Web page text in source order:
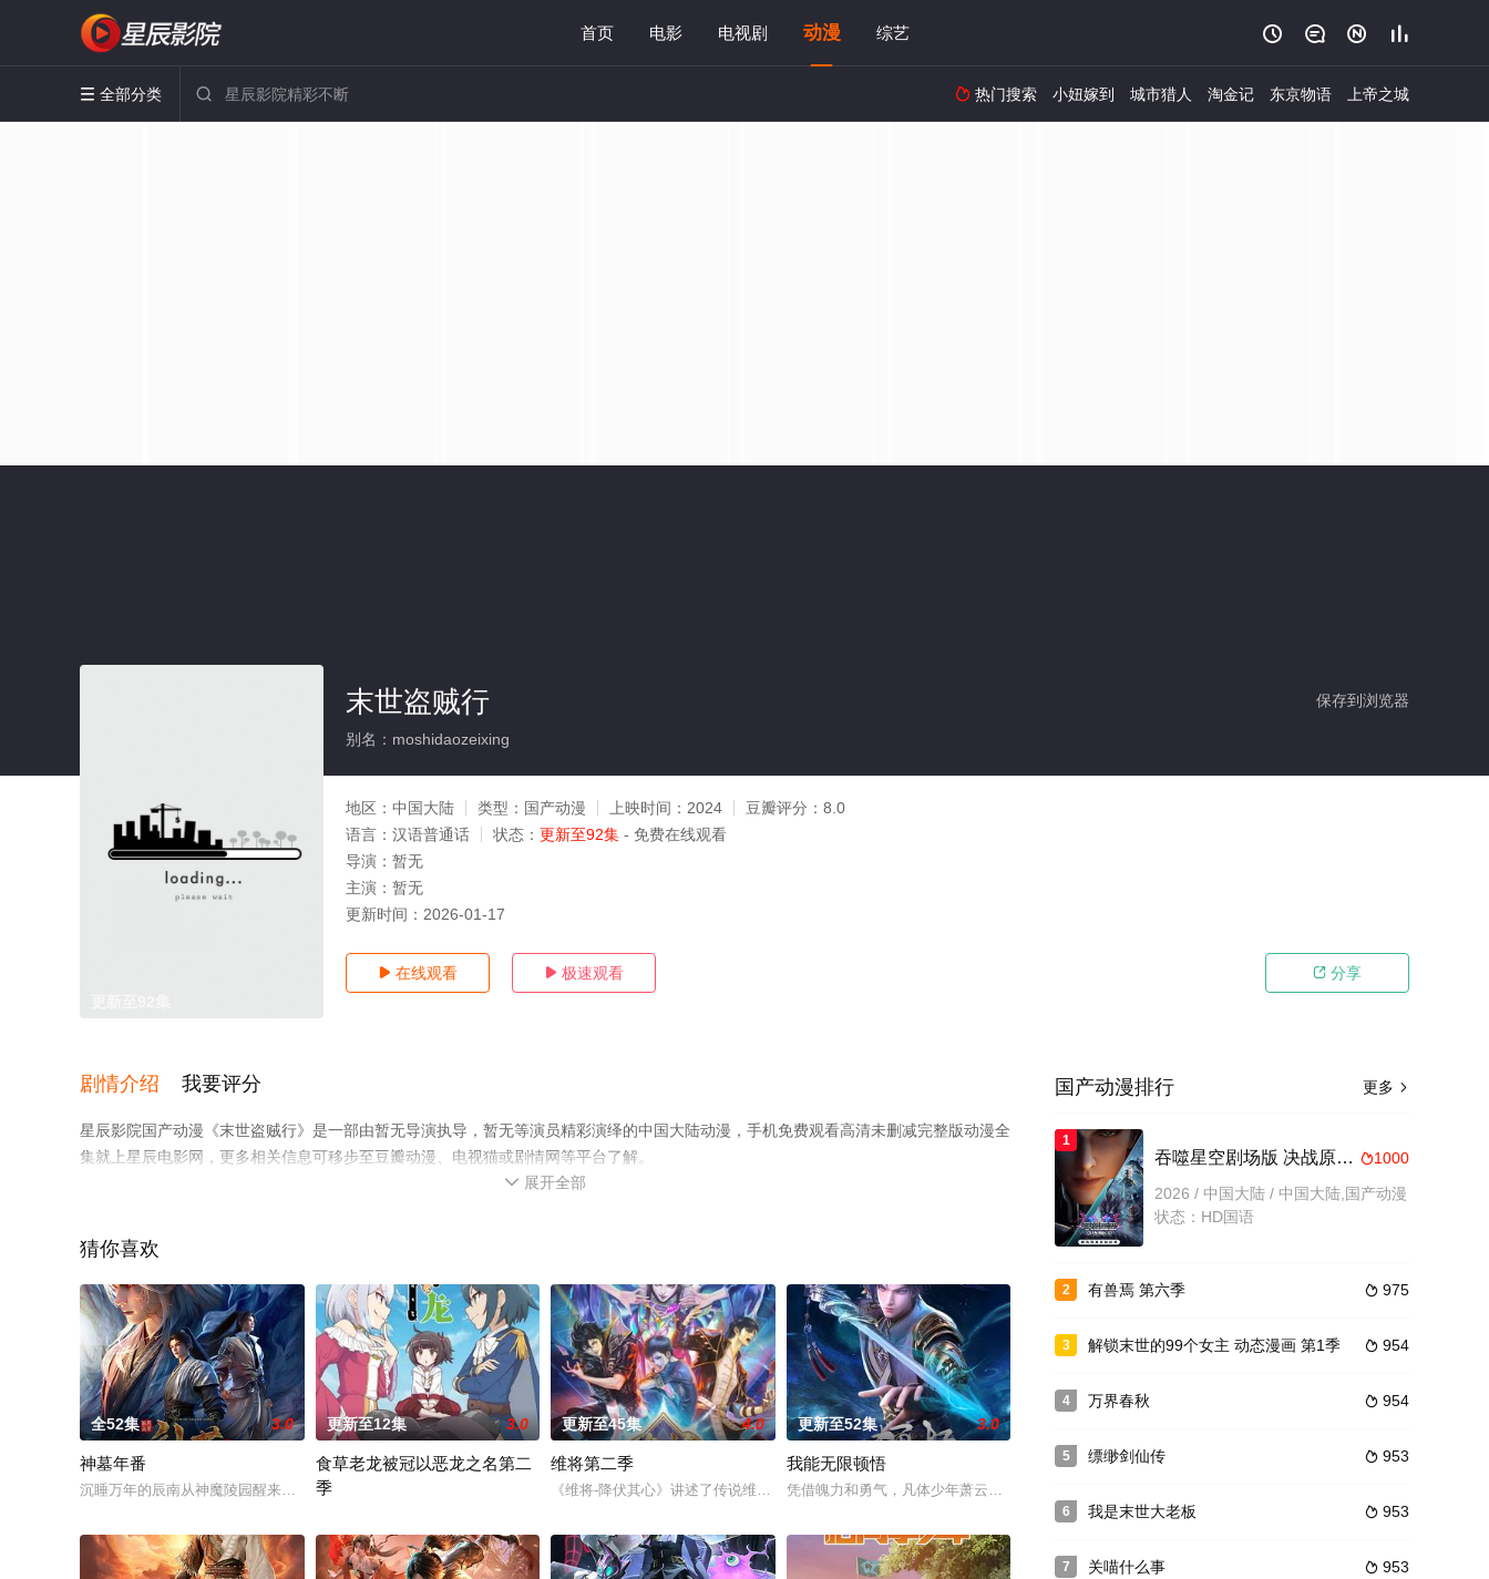
首页 电影 电视剧 动漫 综艺    
 全部分类   热门搜索 小妞嫁到 城市猎人 淘金记 东京物语 上帝之城
保存到浏览器
末世盗贼行
别名：moshidaozeixing
地区： 中国大陆 类型： 国产动漫 上映时间： 2024 豆瓣评分： 8.0
语言： 汉语普通话 状态： 更新至92集 - 免费在线观看
导演： 暂无
主演： 暂无
更新时间： 2026-01-17
 在线观看  极速观看  分享
剧情介绍 我要评分
星辰影院国产动漫《末世盗贼行》是一部由暂无导演执导，暂无等演员精彩演绎的中国大陆动漫，手机免费观看高清未删减完整版动漫全
集就上星辰电影网，更多相关信息可移步至豆瓣动漫、电视猫或剧情网等平台了解。
 展开全部
猜你喜欢
全52集 3.0
神墓年番
沉睡万年的辰南从神魔陵园醒来，在经历了一系列奇遇后名动四方。随着辰南来到央锦国遇到晨曦，新的冒险再次开启，在开元城大战、到死亡绝地寻找身世之谜、大战凌家只为求一个公正清明。在这一季，辰南会在探寻
更新至12集 3.0
食草老龙被冠以恶龙之名第二
季
《食草老龙被冠以恶龙之名 第二季》最新PV上线！只想过安稳生活的食草龙不断做实自己的邪龙身份、在讨伐魔王的路上越走越远。改编自同名轻小说《食草老龙被冠以恶龙之名》原
更新至45集 4.0
维将第二季
《维将-降伏其心》讲述了传说维将之子古宇，为了寻找年幼时意外失踪的父亲踏入质维世界，开始冒险之旅的故事。本季将继续以主人公古宇
更新至52集 3.0
我能无限顿悟
凭借魄力和勇气，凡体少年萧云在顿悟系统的帮助下，参加神体大能争夺大帝资格的战斗。可是，百万年前
更多 
国产动漫排行
1
1000
吞噬星空剧场版 决战原始星
2026 / 中国大陆 / 中国大陆,国产动漫
状态：HD国语
2  975
有兽焉 第六季
3  954
解锁末世的99个女主 动态漫画 第1季
4  954
万界春秋
5  953
缥缈剑仙传
6  953
我是末世大老板
7  953
关喵什么事